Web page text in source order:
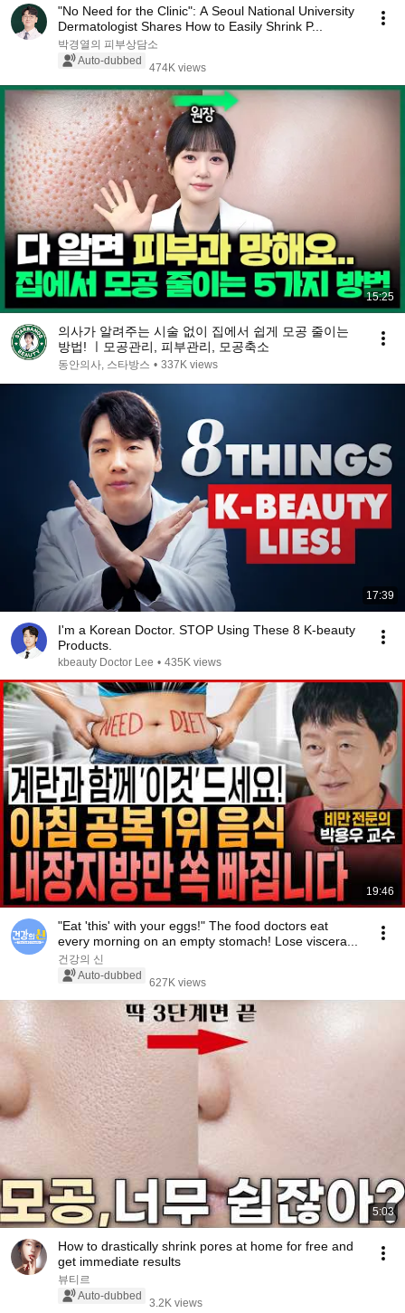
"No Need for the Clinic": A Seoul National University
Dermatologist Shares How to Easily Shrink P...
박경열의 피부상담소
Auto-dubbed
474K views
15:25
의사가 알려주는 시술 없이 집에서 쉽게 모공 줄이는
방법! ㅣ모공관리, 피부관리, 모공축소
동안의사, 스타방스 • 337K views
17:39
I'm a Korean Doctor. STOP Using These 8 K-beauty
Products.
kbeauty Doctor Lee • 435K views
19:46
"Eat 'this' with your eggs!" The food doctors eat
every morning on an empty stomach! Lose viscera...
건강의 신
Auto-dubbed
627K views
5:03
How to drastically shrink pores at home for free and
get immediate results
뷰티르
Auto-dubbed
3.2K views